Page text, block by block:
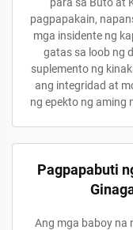
pagpapakain,
mga insidente ng
gatas sa loob ng
suplemento ng
ang integridad at
ng epekto ng aming
Pagpapabuti
Ang mga baboy na